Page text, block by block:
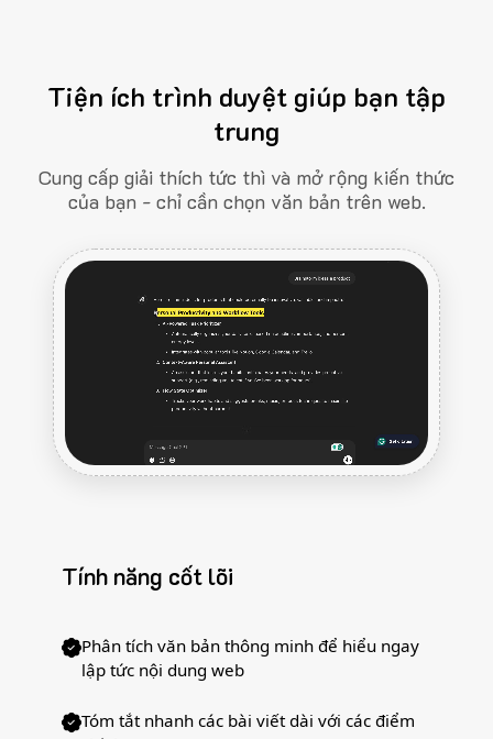
Tiện ích trình duyệt giúp bạn tập
trung
Cung cấp giải thích tức thì và mở rộng kiến thức
của bạn - chỉ cần chọn văn bản trên web.
Tính năng cốt lõi
Phân tích văn bản thông minh để hiểu ngay
lập tức nội dung web
Tóm tắt nhanh các bài viết dài với các điểm